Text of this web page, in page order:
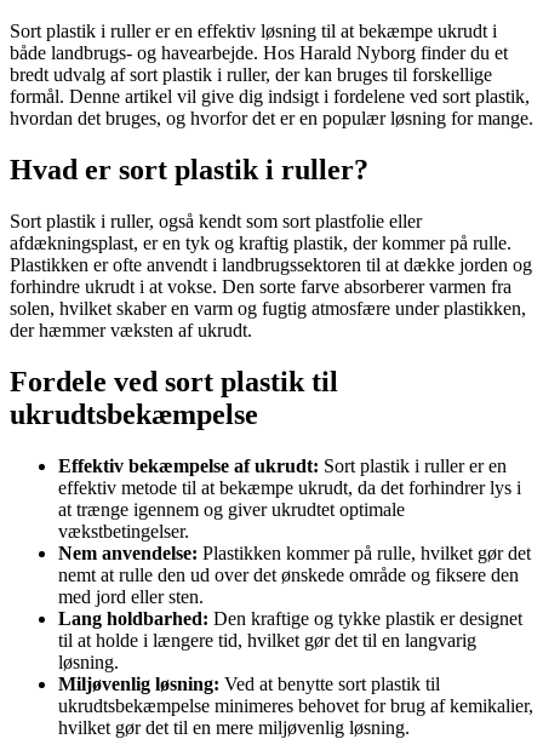
Sort plastik i ruller er en effektiv løsning til at bekæmpe ukrudt i
både landbrugs- og havearbejde. Hos Harald Nyborg finder du et
bredt udvalg af sort plastik i ruller, der kan bruges til forskellige
formål. Denne artikel vil give dig indsigt i fordelene ved sort plastik,
hvordan det bruges, og hvorfor det er en populær løsning for mange.
Hvad er sort plastik i ruller?
Sort plastik i ruller, også kendt som sort plastfolie eller
afdækningsplast, er en tyk og kraftig plastik, der kommer på rulle.
Plastikken er ofte anvendt i landbrugssektoren til at dække jorden og
forhindre ukrudt i at vokse. Den sorte farve absorberer varmen fra
solen, hvilket skaber en varm og fugtig atmosfære under plastikken,
der hæmmer væksten af ukrudt.
Fordele ved sort plastik til
ukrudtsbekæmpelse
Effektiv bekæmpelse af ukrudt: Sort plastik i ruller er en
effektiv metode til at bekæmpe ukrudt, da det forhindrer lys i
at trænge igennem og giver ukrudtet optimale
vækstbetingelser.
Nem anvendelse: Plastikken kommer på rulle, hvilket gør det
nemt at rulle den ud over det ønskede område og fiksere den
med jord eller sten.
Lang holdbarhed: Den kraftige og tykke plastik er designet
til at holde i længere tid, hvilket gør det til en langvarig
løsning.
Miljøvenlig løsning: Ved at benytte sort plastik til
ukrudtsbekæmpelse minimeres behovet for brug af kemikalier,
hvilket gør det til en mere miljøvenlig løsning.